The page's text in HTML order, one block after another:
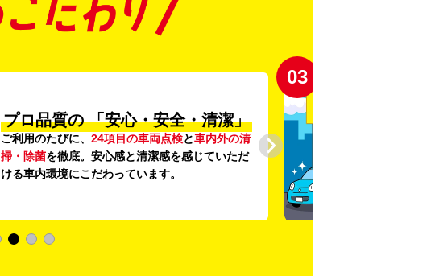
プロ品質の 「安心・安全・清潔」
ご利用のたびに、 24項目の車両点検と車内外の清
掃・除菌を徹底。安心感と清潔感を感じていただ
ける車内環境にこだわっています。
03